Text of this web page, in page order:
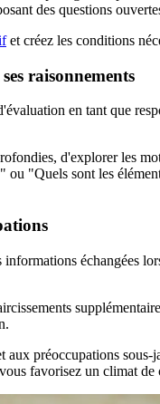
des questions
et créez les conditions
raisonnements
en tant que
d'explorer les
"Quels sont les
échangées
préoccupations
favorisez un climat